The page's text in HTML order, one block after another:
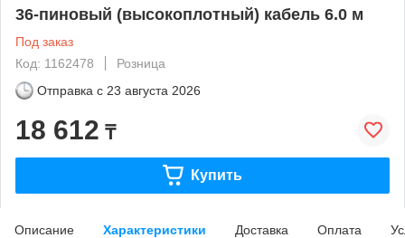
36-пиновый (высокоплотный) кабель 6.0 м
Под заказ
Код: 1162478
Розница
Отправка с 23 августа 2026
18 612 ₸
Купить
Описание Характеристики Доставка Оплата